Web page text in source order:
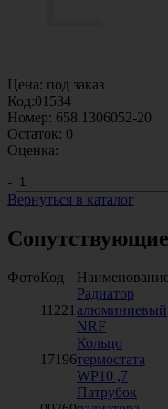
Цена: под заказ
Код:01534
Номер: 658.1306052-20
Остаток: 0
Оценка:
-
Вернуться в каталог
ФотоКод
11221
Радиатор
алюминиевый
NRF
17196
Кольцо
термостата
WP10 ,7
Патрубок